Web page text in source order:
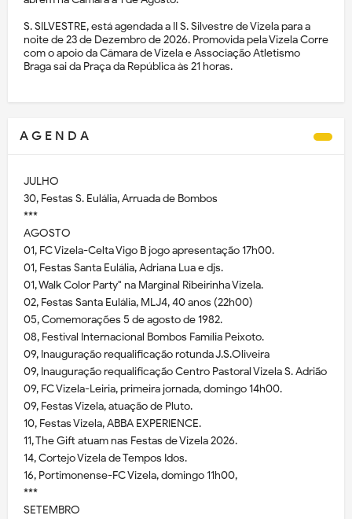
S. SILVESTRE, está agendada a II S. Silvestre de Vizela para a
noite de 23 de Dezembro de 2026. Promovida pela Vizela Corre
com o apoio da Câmara de Vizela e Associação Atletismo
Braga sai da Praça da República às 21 horas.
A G E N D A
JULHO
30, Festas S. Eulália, Arruada de Bombos
***
AGOSTO
01, FC Vizela-Celta Vigo B jogo apresentação 17h00.
01, Festas Santa Eulália, Adriana Lua e djs.
01, Walk Color Party" na Marginal Ribeirinha Vizela.
02, Festas Santa Eulália, MLJ4, 40 anos (22h00)
05, Comemorações 5 de agosto de 1982.
08, Festival Internacional Bombos Família Peixoto.
09, Inauguração requalificação rotunda J.S.Oliveira
09, Inauguração requalificação Centro Pastoral Vizela S. Adrião
09, FC Vizela-Leiria, primeira jornada, domingo 14h00.
09, Festas Vizela, atuação de Pluto.
10, Festas Vizela, ABBA EXPERIENCE.
11, The Gift atuam nas Festas de Vizela 2026.
14, Cortejo Vizela de Tempos Idos.
16, Portimonense-FC Vizela, domingo 11h00,
***
SETEMBRO